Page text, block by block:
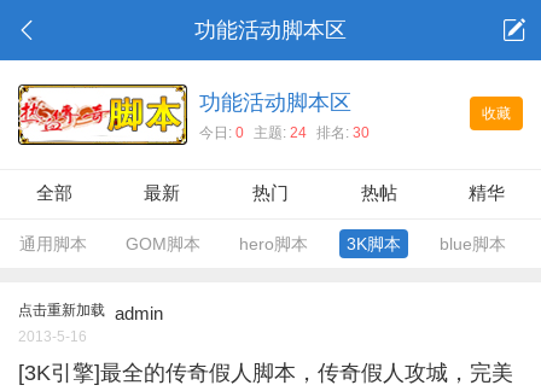
功能活动脚本区
收藏
功能活动脚本区
今日: 0 主题: 24 排名: 30
全部 最新 热门 热帖 精华
通用脚本 GOM脚本 hero脚本 3K脚本 blue脚本
点击重新加载 admin
2013-5-16
[3K引擎]最全的传奇假人脚本，传奇假人攻城，完美